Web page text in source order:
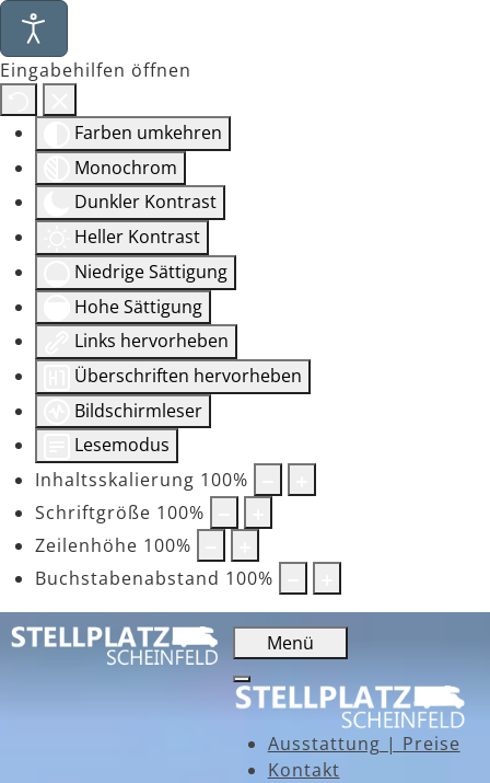
Eingabehilfen öffnen
Farben umkehren
Monochrom
Dunkler Kontrast
Heller Kontrast
Niedrige Sättigung
Hohe Sättigung
Links hervorheben
Überschriften hervorheben
Bildschirmleser
Lesemodus
Inhaltsskalierung 100%
Schriftgröße 100%
Zeilenhöhe 100%
Buchstabenabstand 100%
Menü
Ausstattung | Preise
Kontakt